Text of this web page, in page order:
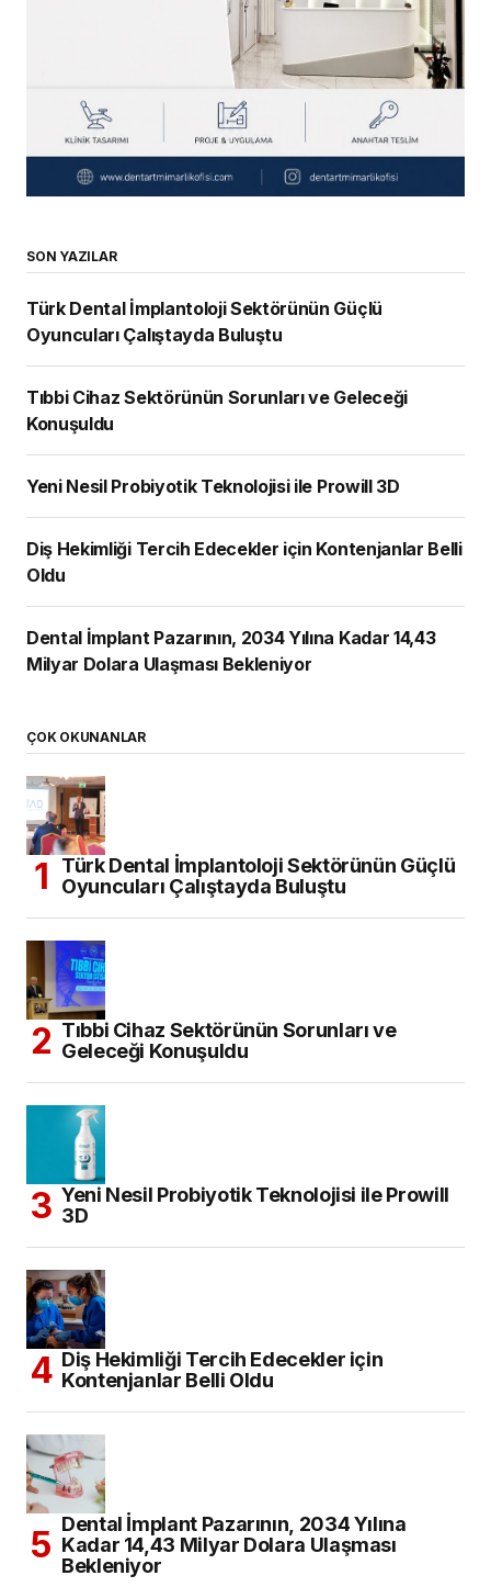
Tıbbi Cihaz Sektörünün Sorunları ve Geleceği
Yeni Nesil Probiyotik Teknolojisi ile Prowill 3D
Diş Hekimliği Tercih Edecekler için Kontenjanlar Belli
Oldu
Dental İmplant Pazarının, 2034 Yılına Kadar 14,43
Türk Dental İmplantoloji Sektörünün Güçlü
Tıbbi Cihaz Sektörünün Sorunları ve
Geleceği Konuşuldu
Yeni Nesil Probiyotik Teknolojisi ile Prowill
3D
Diş Hekimliği Tercih Edecekler için
Kontenjanlar Belli Oldu
Dental İmplant Pazarının, 2034 Yılına
Kadar 14,43 Milyar Dolara Ulaşması
Bekleniyor
ARŞİV
Eğitim
Haberler
Diş Hekimliği
Etkinlik